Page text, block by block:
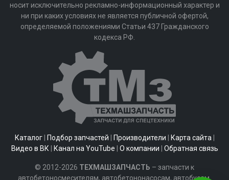
носит исключительно рекламно-информационный характер и
ни при каких условиях не является публичной офертой,
определяемой положениями Статьи 437 Гражданского
кодекса РФ.
Каталог| Подбор запчастей Производители Карта сайта|
Видео в ВК| Канал на YouTube О компании Обратная связь
© 2012-2026 ТЕХМАШЗАПЧАСТЬ – запчасти к
автобетоносмесителям, автобетононасосам, автобусам,